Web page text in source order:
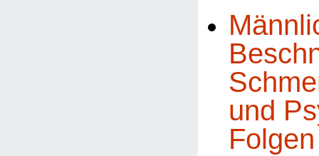
und
Folgen